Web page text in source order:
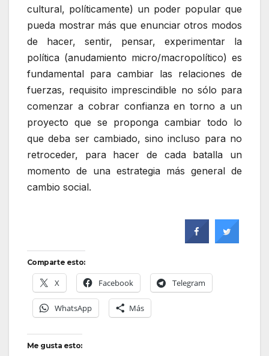
cultural, políticamente) un poder popular que
pueda mostrar más que enunciar otros modos
de hacer, sentir, pensar, experimentar la
política (anudamiento micro/macropolítico) es
fundamental para cambiar las relaciones de
fuerzas, requisito imprescindible no sólo para
comenzar a cobrar confianza en torno a un
proyecto que se proponga cambiar todo lo
que deba ser cambiado, sino incluso para no
retroceder, para hacer de cada batalla un
momento de una estrategia más general de
cambio social.
Comparte esto:
X Facebook Telegram
WhatsApp Más
Me gusta esto: